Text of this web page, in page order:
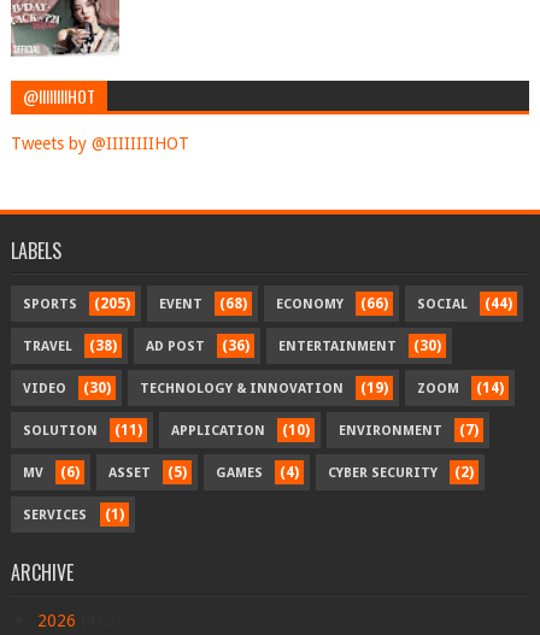
@IIIIIIIIHOT
Tweets by @IIIIIIIIHOT
LABELS
SPORTS (205) EVENT (68) ECONOMY (66) SOCIAL (44)
TRAVEL (38) AD POST (36) ENTERTAINMENT (30)
VIDEO (30) TECHNOLOGY & INNOVATION (19) ZOOM (14)
SOLUTION (11) APPLICATION (10) ENVIRONMENT (7)
MV (6) ASSET (5) GAMES (4) CYBER SECURITY (2)
SERVICES (1)
ARCHIVE
2026